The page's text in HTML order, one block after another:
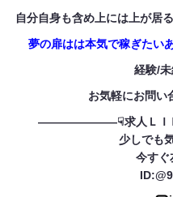
自分自身も含め上には上が居
夢の扉はは本気で稼ぎたい
経験/
お気軽にお問い
———————☟求人ＬＩ
少しでも
今すぐ